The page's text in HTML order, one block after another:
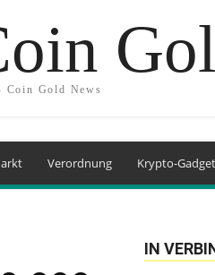
Coin Gold News
Verordnung Krypto-
IN